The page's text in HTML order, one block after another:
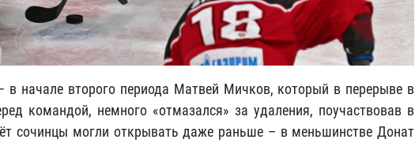
в начале второго периода Матвей Мичков, который в перерыве в
командой, немного «отмазался» за удаления, поучаствовав в
сочинцы могли открывать даже раньше – в меньшинстве Донат